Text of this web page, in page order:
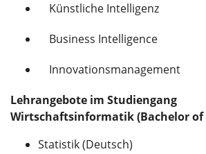
Künstliche Intelligenz
Business Intelligence
Innovationsmanagement
Lehrangebote im Studiengang
Wirtschaftsinformatik (Bachelor of
Statistik (Deutsch)